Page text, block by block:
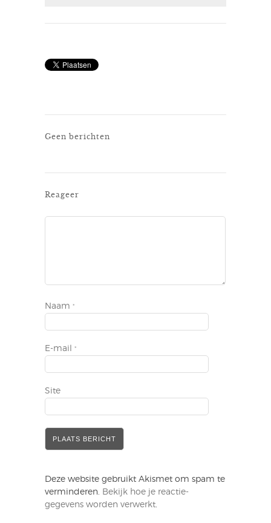
Geen berichten
Reageer
Naam *
E-mail *
Site
Deze website gebruikt Akismet om spam te
verminderen. Bekijk hoe je reactie-
gegevens worden verwerkt.